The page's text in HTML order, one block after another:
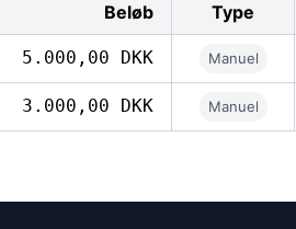
Beløb Type
5.000,00 DKK Manuel
3.000,00 DKK Manuel